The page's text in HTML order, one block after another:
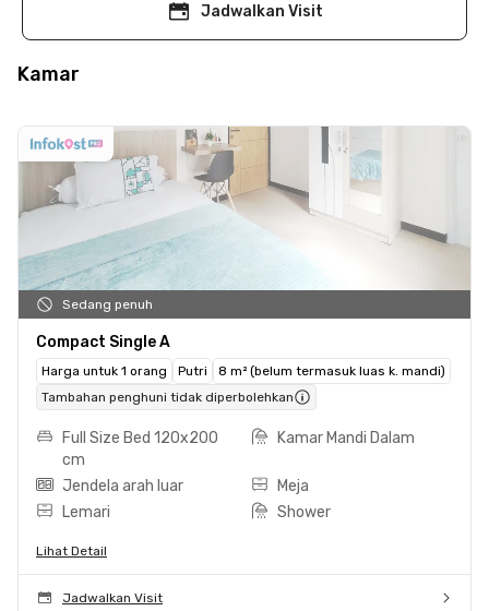
Jadwalkan Visit
Kamar
Sedang penuh
Compact Single A
Harga untuk 1 orang Putri
8 m² (belum termasuk luas k. mandi)
Tambahan penghuni tidak diperbolehkan
Full Size Bed 120x200
cm
Kamar Mandi Dalam
Jendela arah luar
Meja
Lemari
Shower
Lihat Detail
Jadwalkan Visit